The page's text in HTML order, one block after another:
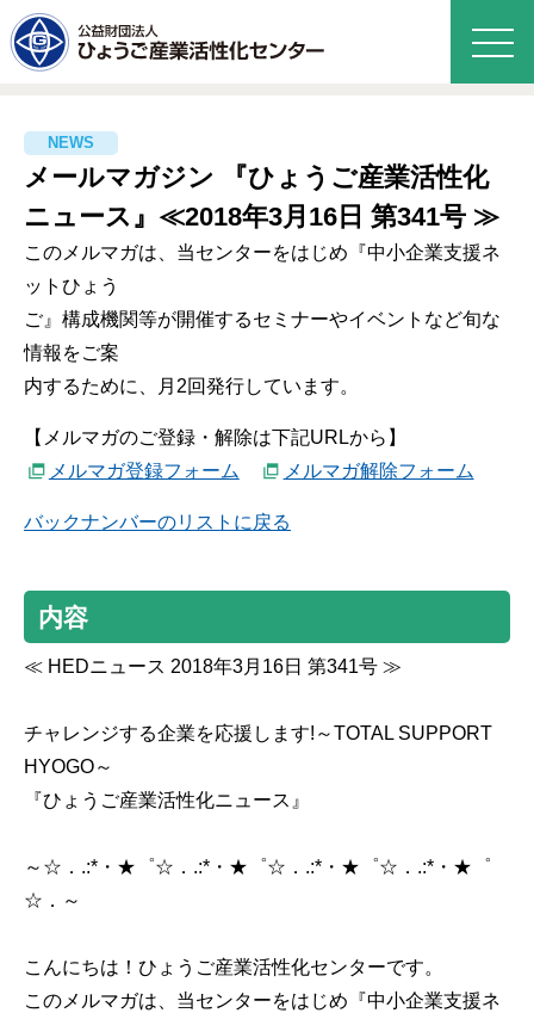
メールマガジン 『ひょうご産業活性化
ニュース』≪2018年3月16日 第341号 ≫
このメルマガは、当センターをはじめ『中小企業支援ネ
ットひょう
ご』構成機関等が開催するセミナーやイベントなど旬な
情報をご案
内するために、月2回発行しています。
【メルマガのご登録・解除は下記URLから】
メルマガ登録フォーム
メルマガ解除フォーム
バックナンバーのリストに戻る
内容
≪ HEDニュース 2018年3月16日 第341号 ≫
チャレンジする企業を応援します!～TOTAL SUPPORT
HYOGO～
『ひょうご産業活性化ニュース』
～☆．.:*・★゜☆．.:*・★゜☆．.:*・★゜☆．.:*・★゜
☆．～
こんにちは！ひょうご産業活性化センターです。
このメルマガは、当センターをはじめ『中小企業支援ネ